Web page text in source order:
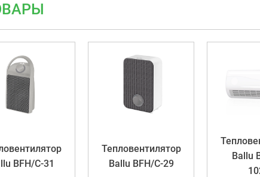
BFH/С-31
Тепловентилятор
Ballu BFH/С-29
Ballu